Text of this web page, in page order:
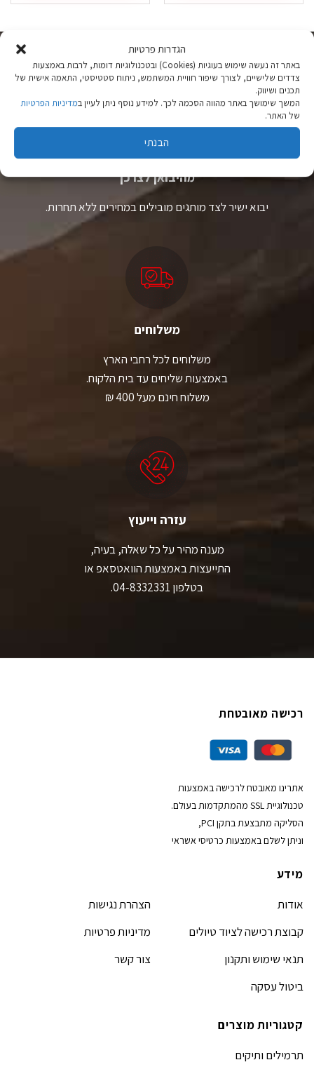
הגדרות פרטיות
באתר זה נעשה שימוש בעוגיות (Cookies) ובטכנולוגיות דומות, לרבות באמצעות
צדדים שלישיים, לצורך שיפור חוויית המשתמש, ניתוח סטטיסטי, התאמה אישית של
תכנים ושיווק.
המשך שימושך באתר מהווה הסכמה לכך. למידע נוסף ניתן לעיין במדיניות הפרטיות
של האתר.
הבנתי
לבחור
את
האפשרויות
בעמוד
המוצר
ניתן
לבחור
את
בעמוד
ציוד טיולים
מהיבואן לצרכן
יבוא ישיר לצד מותגים מובילים במחירים ללא תחרות.
משלוחים
משלוחים לכל רחבי הארץ
באמצעות שליחים עד בית הלקוח.
משלוח חינם מעל 400 ₪
עזרה וייעוץ
מענה מהיר על כל שאלה, בעיה,
התייעצות באמצעות הוואטסאפ או
בטלפון 04-8332331.
רכישה מאובטחת
אתרינו מאובטח לרכישה באמצעות
טכנולוגיית SSL מהמתקדמות בעולם.
הסליקה מתבצעת בתקן PCI,
וניתן לשלם באמצעות כרטיסי אשראי
מידע
אודות
קבוצת רכישה לציוד טיולים
תנאי שימוש ותקנון
ביטול עסקה
הצהרת נגישות
מדיניות פרטיות
צור קשר
קטגוריות מוצרים
תרמילים ותיקים